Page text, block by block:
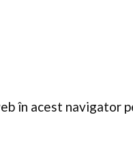
în acest navigator